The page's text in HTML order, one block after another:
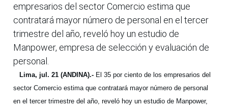
empresarios del sector Comercio estima que
contratará mayor número de personal en el tercer
trimestre del año, reveló hoy un estudio de
Manpower, empresa de selección y evaluación de
personal.
Lima, jul. 21 (ANDINA).- El 35 por ciento de los empresarios del
sector Comercio estima que contratará mayor número de personal
en el tercer trimestre del año, reveló hoy un estudio de Manpower,